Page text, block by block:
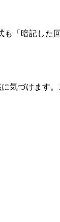
「暗記した
気づけます